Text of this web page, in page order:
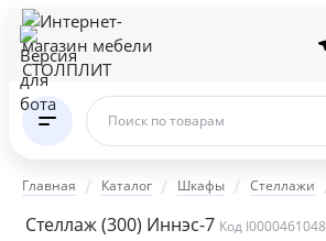
Поиск по товарам
Главная Каталог Шкафы Стеллажи
Стеллаж (300) Иннэс-7 Код I0000461048